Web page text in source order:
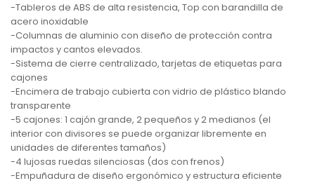
-Tableros de ABS de alta resistencia, Top con barandilla de
acero inoxidable
-Columnas de aluminio con diseño de protección contra
impactos y cantos elevados.
-Sistema de cierre centralizado, tarjetas de etiquetas para
cajones
-Encimera de trabajo cubierta con vidrio de plástico blando
transparente
-5 cajones: 1 cajón grande, 2 pequeños y 2 medianos (el
interior con divisores se puede organizar libremente en
unidades de diferentes tamaños)
-4 lujosas ruedas silenciosas (dos con frenos)
-Empuñadura de diseño ergonómico y estructura eficiente